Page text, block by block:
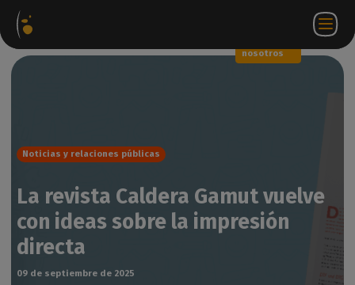
Paquetes
de
software
nosotros
ES
Noticias y relaciones públicas
La revista Caldera Gamut vuelve
con ideas sobre la impresión
directa
09 de septiembre de 2025